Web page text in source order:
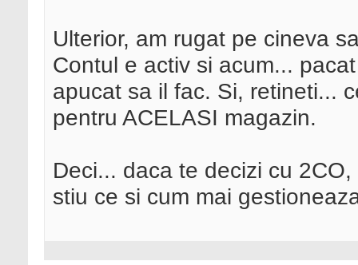
Ulterior, am rugat pe cineva
Contul e activ si acum...
apucat sa il fac. Si, retineti...
pentru ACELASI magazin.
Deci... daca te decizi cu
stiu ce si cum mai